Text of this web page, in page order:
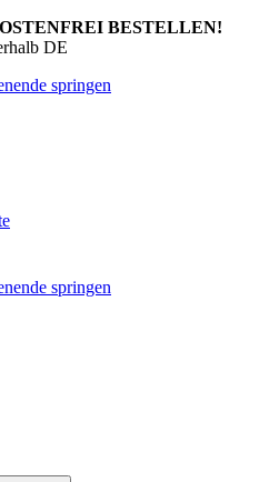
BESTELLEN!
DE
springen
springen